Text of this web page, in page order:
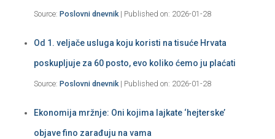
Source: Poslovni dnevnik Published on: 2026-01-28
Od 1. veljače usluga koju koristi na tisuće Hrvata
poskupljuje za 60 posto, evo koliko ćemo ju plaćati
Source: Poslovni dnevnik Published on: 2026-01-28
Ekonomija mržnje: Oni kojima lajkate ‘hejterske’
objave fino zarađuju na vama